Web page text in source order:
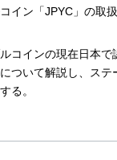
イン「JPYC」の取
コインの現在日本で
ついて解説し、ス
る。